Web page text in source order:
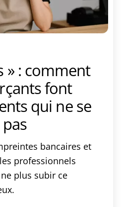
» : comment
font
qui ne se
bancaires et
professionnels
plus subir ce